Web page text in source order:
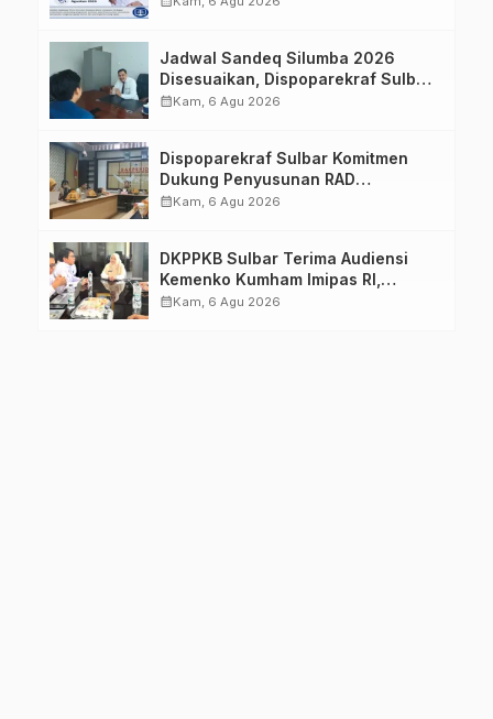
Jadwal Sandeq Silumba 2026
Disesuaikan, Dispoparekraf Sulbar
Pastikan Persiapan Tetap
calendar_monthKam, 6 Agu 2026
Dispoparekraf Sulbar Komitmen
Dukung Penyusunan RAD
TPB/SDGs Sulawesi Barat
calendar_monthKam, 6 Agu 2026
DKPPKB Sulbar Terima Audiensi
Kemenko Kumham Imipas RI,
Perkuat Pelayanan Kesehatan bagi
calendar_monthKam, 6 Agu 2026